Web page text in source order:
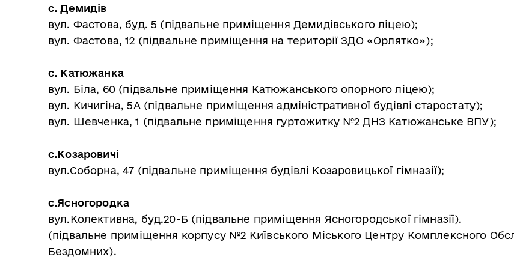
с. Демидів
вул. Фастова, буд. 5 (підвальне приміщення Демидівського ліцею);
вул. Фастова, 12 (підвальне приміщення на території ЗДО «Орлятко»);
с. Катюжанка
вул. Біла, 60 (підвальне приміщення Катюжанського опорного ліцею);
вул. Кичигіна, 5А (підвальне приміщення адміністративної будівлі старостату);
вул. Шевченка, 1 (підвальне приміщення гуртожитку №2 ДНЗ Катюжанське ВПУ);
с.Козаровичі
вул.Соборна, 47 (підвальне приміщення будівлі Козаровицької гімназії);
с.Ясногородка
вул.Колективна, буд.20-Б (підвальне приміщення Ясногородської гімназії).
(підвальне приміщення корпусу №2 Київського Міського Центру Комплексного
Бездомних).